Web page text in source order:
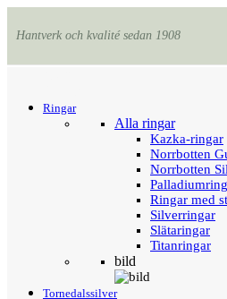
Hantverk och kvalité sedan 1908
Ringar
Alla ringar
Kazka-ringar
Norrbotten
Norrbotten
Ringar med
Silverringar
Slätaringar
Titanringar
bild
Tornedalssilver